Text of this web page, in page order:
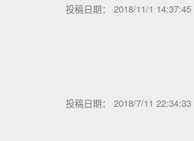
投稿日期： 2018/11/1 14:37:45
投稿日期： 2018/7/11 22:34:33